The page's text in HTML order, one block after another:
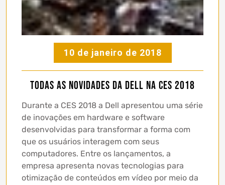
10 de janeiro de 2018
Todas as novidades da Dell na CES 2018
Durante a CES 2018 a Dell apresentou uma série
de inovações em hardware e software
desenvolvidas para transformar a forma com
que os usuários interagem com seus
computadores. Entre os lançamentos, a
empresa apresenta novas tecnologias para
otimização de conteúdos em vídeo por meio da